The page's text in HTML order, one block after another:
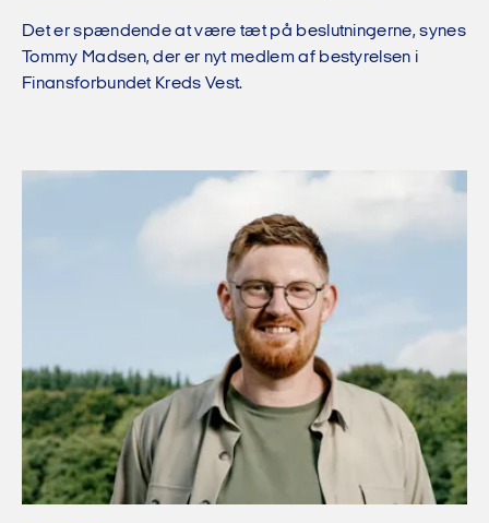
Det er spændende at være tæt på beslutningerne, synes
Tommy Madsen, der er nyt medlem af bestyrelsen i
Finansforbundet Kreds Vest.